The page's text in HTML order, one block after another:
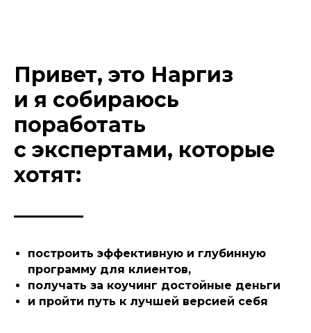
Привет, это Наргиз
и я собираюсь
поработать
с экспертами, которые
хотят:
построить эффективную и глубинную
программу для клиентов,
получать за коучинг достойные деньги
и пройти путь к лучшей версией себя